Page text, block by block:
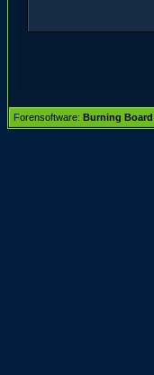
Forensoftware: Burning Board